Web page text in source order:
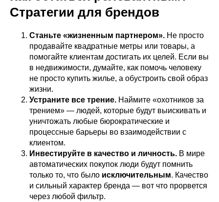
Стратегии для брендов
Станьте «жизненным партнером». Не просто
продавайте квадратные метры или товары, а
помогайте клиентам достигать их целей. Если вы
в недвижимости, думайте, как помочь человеку
не просто купить жилье, а обустроить свой образ
жизни.
Устраните все трение. Наймите «охотников за
трением» — людей, которые будут выискивать и
уничтожать любые бюрократические и
процессные барьеры во взаимодействии с
клиентом.
Инвестируйте в качество и личность. В мире
автоматических покупок люди будут помнить
только то, что было исключительным. Качество
и сильный характер бренда — вот что прорвется
через любой фильтр.